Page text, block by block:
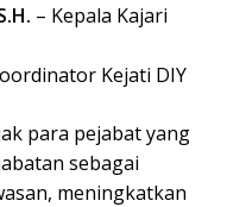
– Kepala Kajari
Kejati DIY
para pejabat yang
sebagai
meningkatkan